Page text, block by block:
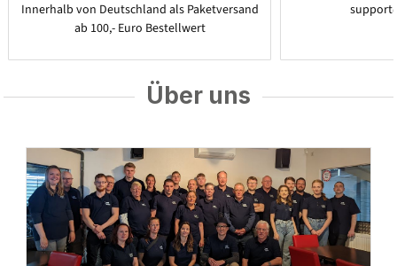
Innerhalb von Deutschland als Paketversand
ab 100,- Euro Bestellwert
Über uns